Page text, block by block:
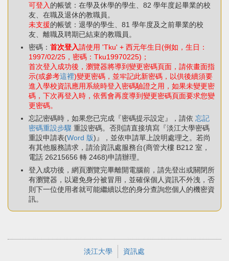
可登入 的帳號：在學及休學的學生、82 學年度起畢業的校
友、在職及退休的教職員。
未支援的帳號：退學的學生、81 學年度及之前畢業的校
友、離職及聘期已結束的教職員。
密碼： 首次登入請使用 'Tku' + 西元年生日(例如，生日：
1997/02/25，密碼：Tku19970225)；
首次登入成功後，瀏覽器將導到變更密碼頁面，請依畫面指
示(或參考這裡)變更密碼，並牢記此新密碼，以供後續須要
進入學校資訊應用系統時登入密碼驗證之用，如果未變更密
碼，下次再登入時，依舊會再度導到變更密碼頁面要求您變
更密碼。
忘記密碼時，如果您已完成『密碼提示設定』，請依 忘記
密碼重設步驟 重設密碼。否則請直接填寫『淡江大學密碼
重設申請表(Word 版)』，並依申請單上說明處理之。若尚
有其他服務請求，請洽資訊處服務台(商管大樓 B212 室，
電話 26215656 轉 2468)申請辦理。
登入成功後，網頁瀏覽完畢離開電腦前，請先登出或關閉所
有瀏覽器，以避免身分被冒用，並確保個人資訊不外洩，否
則下一位使用者就可能繼續以您的身分查詢您個人的機密資
訊。
淡江大學 資訊處